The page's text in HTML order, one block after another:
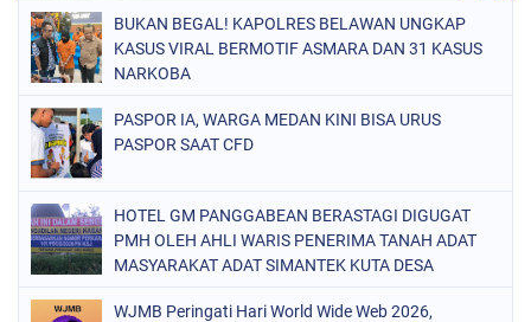
BUKAN BEGAL! KAPOLRES BELAWAN UNGKAP
KASUS VIRAL BERMOTIF ASMARA DAN 31 KASUS
NARKOBA
PASPOR IA, WARGA MEDAN KINI BISA URUS
PASPOR SAAT CFD
HOTEL GM PANGGABEAN BERASTAGI DIGUGAT
PMH OLEH AHLI WARIS PENERIMA TANAH ADAT
MASYARAKAT ADAT SIMANTEK KUTA DESA
WJMB Peringati Hari World Wide Web 2026,